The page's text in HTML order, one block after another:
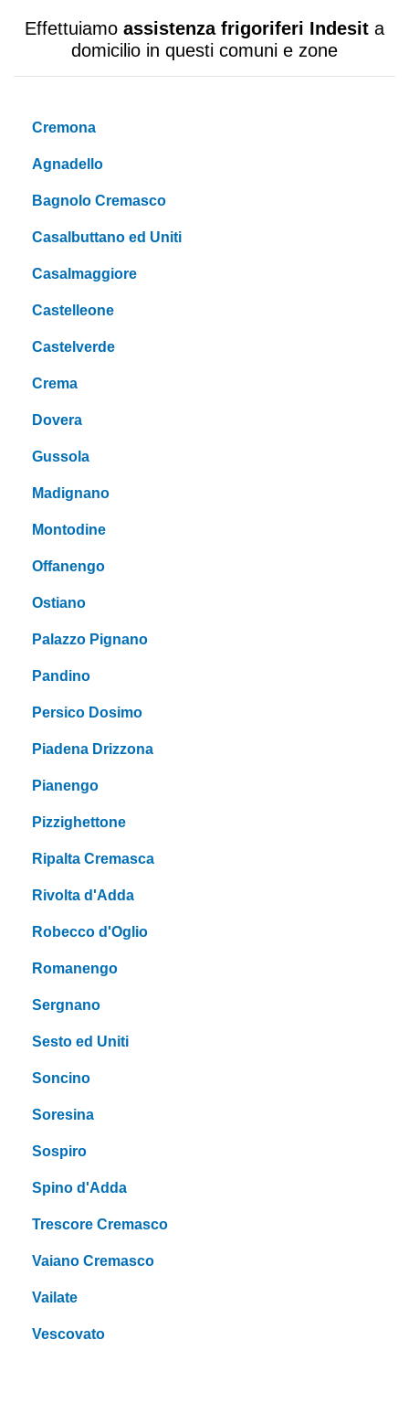
Effettuiamo assistenza frigoriferi Indesit a
domicilio in questi comuni e zone
Cremona
Agnadello
Bagnolo Cremasco
Casalbuttano ed Uniti
Casalmaggiore
Castelleone
Castelverde
Crema
Dovera
Gussola
Madignano
Montodine
Offanengo
Ostiano
Palazzo Pignano
Pandino
Persico Dosimo
Piadena Drizzona
Pianengo
Pizzighettone
Ripalta Cremasca
Rivolta d'Adda
Robecco d'Oglio
Romanengo
Sergnano
Sesto ed Uniti
Soncino
Soresina
Sospiro
Spino d'Adda
Trescore Cremasco
Vaiano Cremasco
Vailate
Vescovato